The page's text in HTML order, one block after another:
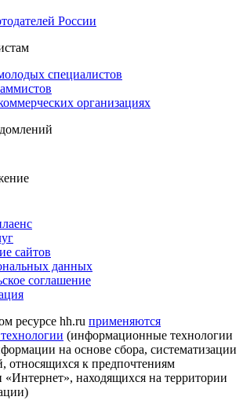
России
специалистов
организациях
сайтов
данных
соглашение
ресурсе hh.ru применяются
(информационные технологии
на основе сбора, систематизации
относящихся к предпочтениям
«Интернет», находящихся на территории